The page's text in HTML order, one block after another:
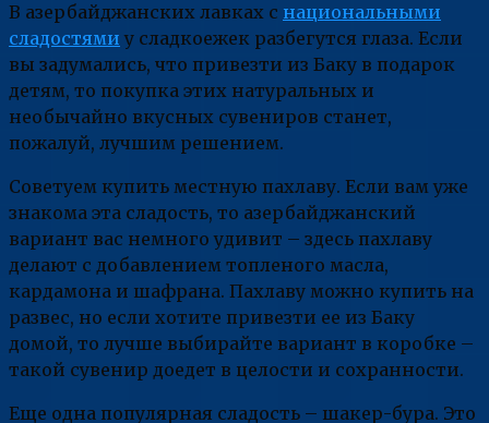
В азербайджанских лавках с национальными
сладостями у сладкоежек разбегутся глаза. Если
вы задумались, что привезти из Баку в подарок
детям, то покупка этих натуральных и
необычайно вкусных сувениров станет,
пожалуй, лучшим решением.
Советуем купить местную пахлаву. Если вам уже
знакома эта сладость, то азербайджанский
вариант вас немного удивит – здесь пахлаву
делают с добавлением топленого масла,
кардамона и шафрана. Пахлаву можно купить на
развес, но если хотите привезти ее из Баку
домой, то лучше выбирайте вариант в коробке –
такой сувенир доедет в целости и сохранности.
Еще одна популярная сладость – шакер-бура. Это